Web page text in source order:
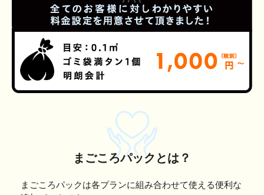
まごころパックとは？
まごころパックは各プランに組み合わせて使える便利な